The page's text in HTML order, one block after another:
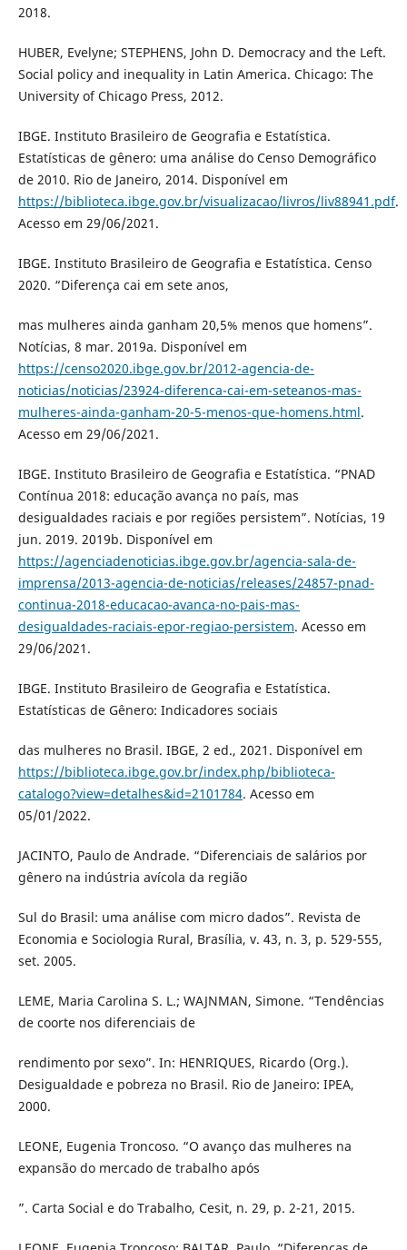
2018.
HUBER, Evelyne; STEPHENS, John D. Democracy and the Left.
Social policy and inequality in Latin America. Chicago: The
University of Chicago Press, 2012.
IBGE. Instituto Brasileiro de Geografia e Estatística.
Estatísticas de gênero: uma análise do Censo Demográfico
de 2010. Rio de Janeiro, 2014. Disponível em
https://biblioteca.ibge.gov.br/visualizacao/livros/liv88941.pdf.
Acesso em 29/06/2021.
IBGE. Instituto Brasileiro de Geografia e Estatística. Censo
2020. “Diferença cai em sete anos,
mas mulheres ainda ganham 20,5% menos que homens”.
Notícias, 8 mar. 2019a. Disponível em
https://censo2020.ibge.gov.br/2012-agencia-de-
noticias/noticias/23924-diferenca-cai-em-seteanos-mas-
mulheres-ainda-ganham-20-5-menos-que-homens.html.
Acesso em 29/06/2021.
IBGE. Instituto Brasileiro de Geografia e Estatística. “PNAD
Contínua 2018: educação avança no país, mas
desigualdades raciais e por regiões persistem”. Notícias, 19
jun. 2019. 2019b. Disponível em
https://agenciadenoticias.ibge.gov.br/agencia-sala-de-
imprensa/2013-agencia-de-noticias/releases/24857-pnad-
continua-2018-educacao-avanca-no-pais-mas-
desigualdades-raciais-epor-regiao-persistem. Acesso em
29/06/2021.
IBGE. Instituto Brasileiro de Geografia e Estatística.
Estatísticas de Gênero: Indicadores sociais
das mulheres no Brasil. IBGE, 2 ed., 2021. Disponível em
https://biblioteca.ibge.gov.br/index.php/biblioteca-
catalogo?view=detalhes&id=2101784. Acesso em
05/01/2022.
JACINTO, Paulo de Andrade. “Diferenciais de salários por
gênero na indústria avícola da região
Sul do Brasil: uma análise com micro dados”. Revista de
Economia e Sociologia Rural, Brasília, v. 43, n. 3, p. 529-555,
set. 2005.
LEME, Maria Carolina S. L.; WAJNMAN, Simone. “Tendências
de coorte nos diferenciais de
rendimento por sexo”. In: HENRIQUES, Ricardo (Org.).
Desigualdade e pobreza no Brasil. Rio de Janeiro: IPEA,
2000.
LEONE, Eugenia Troncoso. “O avanço das mulheres na
expansão do mercado de trabalho após
”. Carta Social e do Trabalho, Cesit, n. 29, p. 2-21, 2015.